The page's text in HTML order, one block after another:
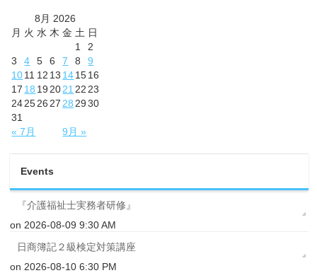
8月 2026
月 火 水 木 金 土 日
« 7月 9月 »
1
2
3
4 5 6 7 8
9
1011 12 13 141516
17 18 19 2021 22 23
242526 27 28 29 30
31
Events
『介護福祉士実務者研修』
on 2026-08-09 9:30 AM
日商簿記２級検定対策講座
on 2026-08-10 6:30 PM